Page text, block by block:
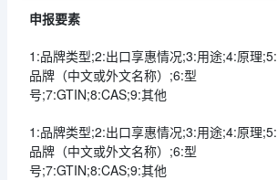
申报要素
1:品牌类型;2:出口享惠情况;3:用途;4:原理;5:
品牌（中文或外文名称）;6:型
号;7:GTIN;8:CAS;9:其他
1:品牌类型;2:出口享惠情况;3:用途;4:原理;5:
品牌（中文或外文名称）;6:型
号;7:GTIN;8:CAS;9:其他